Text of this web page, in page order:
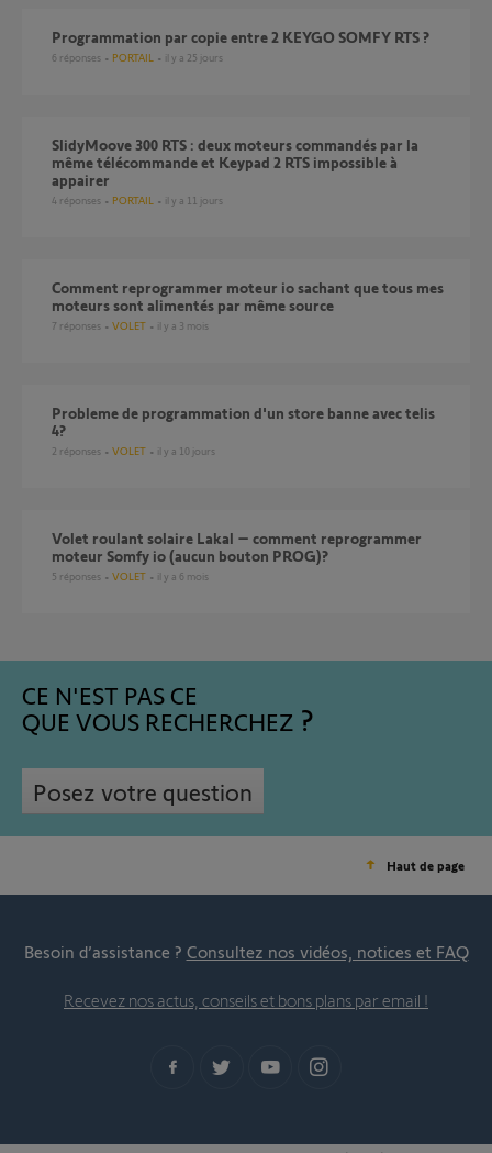
Programmation par copie entre 2 KEYGO SOMFY RTS ?
6 réponses PORTAIL il y a 25 jours
SlidyMoove 300 RTS : deux moteurs commandés par la
même télécommande et Keypad 2 RTS impossible à
appairer
4 réponses PORTAIL il y a 11 jours
comment reprogrammer moteur io sachant que tous mes
moteurs sont alimentés par même source
7 réponses VOLET il y a 3 mois
probleme de programmation d'un store banne avec telis
4?
2 réponses VOLET il y a 10 jours
Volet roulant solaire Lakal – comment reprogrammer
moteur Somfy io (aucun bouton PROG)?
5 réponses VOLET il y a 6 mois
CE N'EST PAS CE
QUE VOUS RECHERCHEZ
Posez votre question
Haut de page
Besoin d’assistance ? Consultez nos vidéos, notices et FAQ
Recevez nos actus, conseils et bons plans par email !